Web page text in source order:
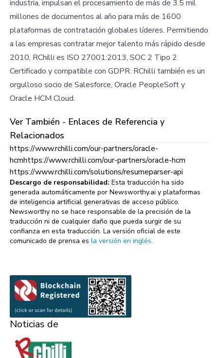
industria, impulsan el procesamiento de más de 3.5 mil
millones de documentos al año para más de 1600
plataformas de contratación globales líderes. Permitiendo
a las empresas contratar mejor talento más rápido desde
2010, RChilli es ISO 27001:2013, SOC 2 Tipo 2
Certificado y compatible con GDPR. RChilli también es un
orgulloso socio de Salesforce, Oracle PeopleSoft y
Oracle HCM Cloud.
Ver También - Enlaces de Referencia y
Relacionados
https://www.rchilli.com/our-partners/oracle-
hcmhttps://www.rchilli.com/our-partners/oracle-hcm
https://www.rchilli.com/solutions/resumeparser-api
Descargo de responsabilidad: Esta traducción ha sido
generada automáticamente por Newsworthy.ai y plataformas
de inteligencia artificial generativas de acceso público.
Newsworthy no se hace responsable de la precisión de la
traducción ni de cualquier daño que pueda surgir de su
confianza en esta traducción. La versión oficial de este
comunicado de prensa es la versión en inglés.
Noticias de